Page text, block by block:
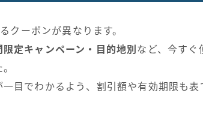
クーポンが異なります。
定キャンペーン・目的地別 など、今すぐ
目でわかるよう、割引額や有効期限も表